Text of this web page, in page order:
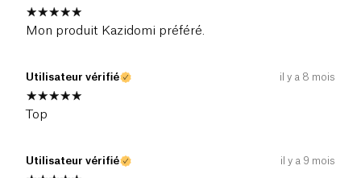
Mon produit Kazidomi préféré.
Utilisateur vérifié il y a 8 mois
Top
Utilisateur vérifié il y a 9 mois